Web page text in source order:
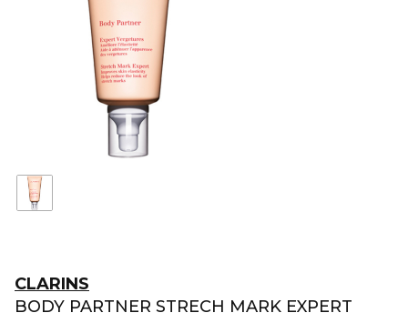
CLARINS
BODY PARTNER STRECH MARK EXPERT